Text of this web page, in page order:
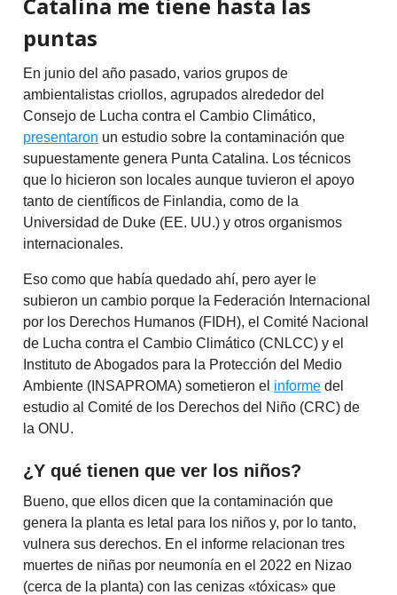
puntas
En junio del año pasado, varios grupos de
ambientalistas criollos, agrupados alrededor del
Consejo de Lucha contra el Cambio Climático,
presentaron un estudio sobre la contaminación que
supuestamente genera Punta Catalina. Los técnicos
que lo hicieron son locales aunque tuvieron el apoyo
tanto de científicos de Finlandia, como de la
Universidad de Duke (EE. UU.) y otros organismos
internacionales.
Eso como que había quedado ahí, pero ayer le
subieron un cambio porque la Federación Internacional
por los Derechos Humanos (FIDH), el Comité Nacional
de Lucha contra el Cambio Climático (CNLCC) y el
Instituto de Abogados para la Protección del Medio
Ambiente (INSAPROMA) sometieron el informe del
estudio al Comité de los Derechos del Niño (CRC) de
la ONU.
¿Y qué tienen que ver los niños?
Bueno, que ellos dicen que la contaminación que
genera la planta es letal para los niños y, por lo tanto,
vulnera sus derechos. En el informe relacionan tres
muertes de niñas por neumonía en el 2022 en Nizao
(cerca de la planta) con las cenizas «tóxicas» que